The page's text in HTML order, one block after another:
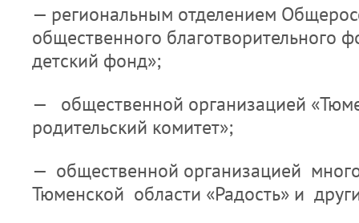
— региональным отделением
общественного благотворительного
детский фонд»;
— общественной организацией
родительский комитет»;
— общественной организацией
Тюменской области «Радость» и